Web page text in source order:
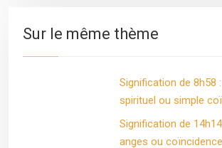
Sur le même thème
Signification de 8h58
spirituel ou simple
Signification de
anges ou